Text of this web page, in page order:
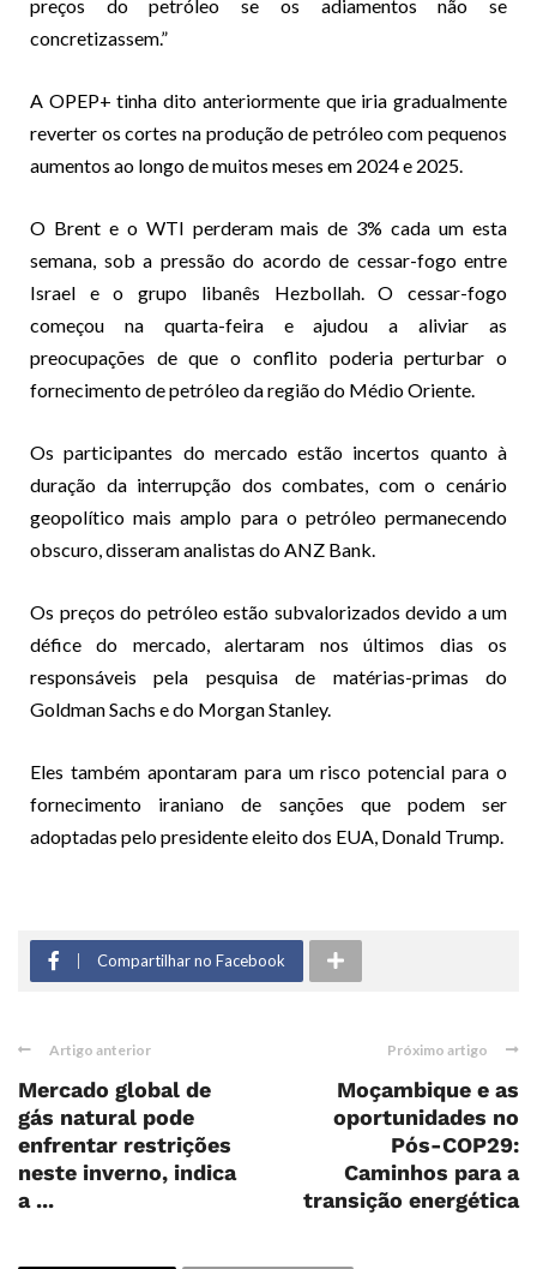
preços do petróleo se os adiamentos não se
concretizassem.”
A OPEP+ tinha dito anteriormente que iria gradualmente
reverter os cortes na produção de petróleo com pequenos
aumentos ao longo de muitos meses em 2024 e 2025.
O Brent e o WTI perderam mais de 3% cada um esta
semana, sob a pressão do acordo de cessar-fogo entre
Israel e o grupo libanês Hezbollah. O cessar-fogo
começou na quarta-feira e ajudou a aliviar as
preocupações de que o conflito poderia perturbar o
fornecimento de petróleo da região do Médio Oriente.
Os participantes do mercado estão incertos quanto à
duração da interrupção dos combates, com o cenário
geopolítico mais amplo para o petróleo permanecendo
obscuro, disseram analistas do ANZ Bank.
Os preços do petróleo estão subvalorizados devido a um
défice do mercado, alertaram nos últimos dias os
responsáveis pela pesquisa de matérias-primas do
Goldman Sachs e do Morgan Stanley.
Eles também apontaram para um risco potencial para o
fornecimento iraniano de sanções que podem ser
adoptadas pelo presidente eleito dos EUA, Donald Trump.
Compartilhar no Facebook
Artigo anterior
Mercado global de
gás natural pode
enfrentar restrições
neste inverno, indica
a ...
Próximo artigo
Moçambique e as
oportunidades no
Pós-COP29:
Caminhos para a
transição energética